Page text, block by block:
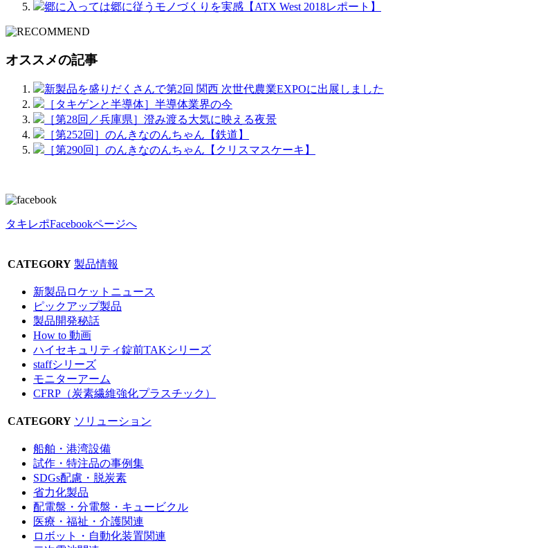
郷に入っては郷に従うモノづくりを実感【ATX West 2018レポート】
オススメの記事
新製品を盛りだくさんで第2回 関西 次世代農業EXPOに出展しました
［タキゲンと半導体］半導体業界の今
［第28回／兵庫県］澄み渡る大気に映える夜景
［第252回］のんきなのんちゃん【鉄道】
［第290回］のんきなのんちゃん【クリスマスケーキ】
タキレポFacebookページへ
CATEGORY 製品情報
新製品ロケットニュース
ピックアップ製品
製品開発秘話
How to 動画
ハイセキュリティ錠前TAKシリーズ
staffシリーズ
モニターアーム
CFRP（炭素繊維強化プラスチック）
CATEGORY ソリューション
船舶・港湾設備
試作・特注品の事例集
SDGs配慮・脱炭素
省力化製品
配電盤・分電盤・キュービクル
医療・福祉・介護関連
ロボット・自動化装置関連